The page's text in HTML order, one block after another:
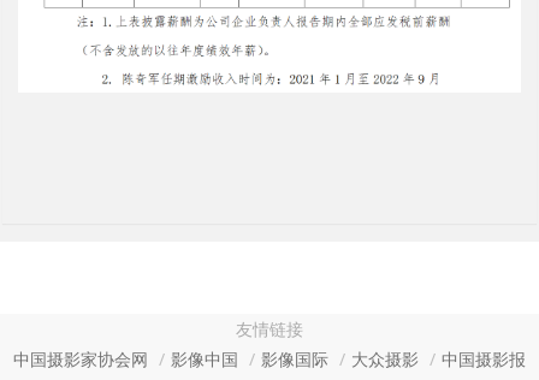
友情链接
中国摄影家协会网
影像中国 影像国际 大众摄影
中国摄影报